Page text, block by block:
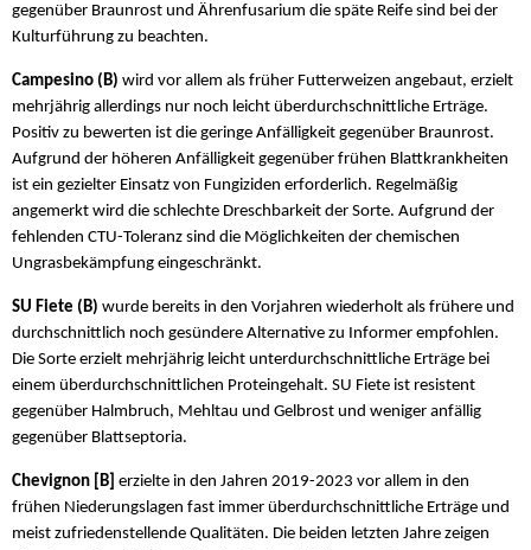
gegenüber Braunrost und Ährenfusarium die späte Reife sind bei der
Kulturführung zu beachten.
Campesino (B) wird vor allem als früher Futterweizen angebaut, erzielt
mehrjährig allerdings nur noch leicht überdurchschnittliche Erträge.
Positiv zu bewerten ist die geringe Anfälligkeit gegenüber Braunrost.
Aufgrund der höheren Anfälligkeit gegenüber frühen Blattkrankheiten
ist ein gezielter Einsatz von Fungiziden erforderlich. Regelmäßig
angemerkt wird die schlechte Dreschbarkeit der Sorte. Aufgrund der
fehlenden CTU-Toleranz sind die Möglichkeiten der chemischen
Ungrasbekämpfung eingeschränkt.
SU Fiete (B) wurde bereits in den Vorjahren wiederholt als frühere und
durchschnittlich noch gesündere Alternative zu Informer empfohlen.
Die Sorte erzielt mehrjährig leicht unterdurchschnittliche Erträge bei
einem überdurchschnittlichen Proteingehalt. SU Fiete ist resistent
gegenüber Halmbruch, Mehltau und Gelbrost und weniger anfällig
gegenüber Blattseptoria.
Chevignon [B] erzielte in den Jahren 2019-2023 vor allem in den
frühen Niederungslagen fast immer überdurchschnittliche Erträge und
meist zufriedenstellende Qualitäten. Die beiden letzten Jahre zeigen